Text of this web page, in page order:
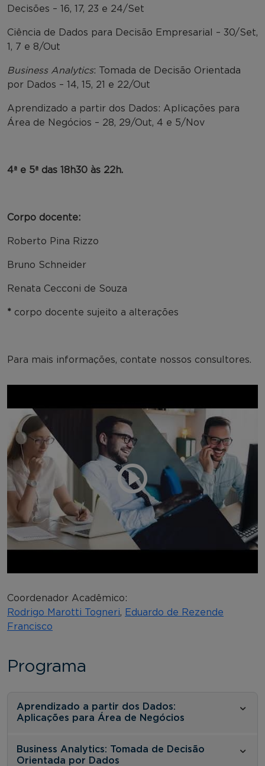
Decisões – 16, 17, 23 e 24/Set
Ciência de Dados para Decisão Empresarial – 30/Set,
1, 7 e 8/Out
Business Analytics: Tomada de Decisão Orientada
por Dados – 14, 15, 21 e 22/Out
Aprendizado a partir dos Dados: Aplicações para
Área de Negócios – 28, 29/Out, 4 e 5/Nov
4ª e 5ª das 18h30 às 22h.
Corpo docente:
Roberto Pina Rizzo
Bruno Schneider
Renata Cecconi de Souza
* corpo docente sujeito a alterações
Para mais informações, contate nossos consultores.
Coordenador Acadêmico:
Rodrigo Marotti Togneri, Eduardo de Rezende
Francisco
Programa
Aprendizado a partir dos Dados:
Aplicações para Área de Negócios
Business Analytics: Tomada de Decisão
Orientada por Dados